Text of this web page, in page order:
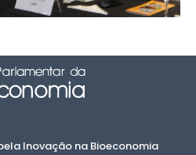
Inovação na Bioeconomia